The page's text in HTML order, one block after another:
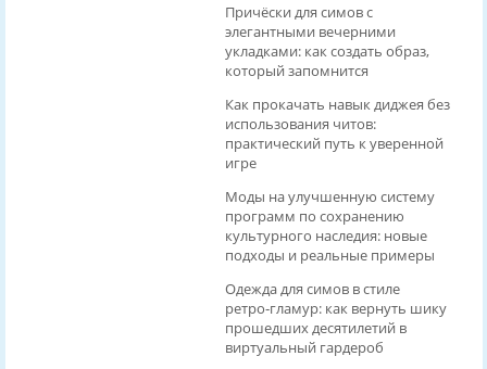
Причёски для симов с
элегантными вечерними
укладками: как создать образ,
который запомнится
Как прокачать навык диджея без
использования читов:
практический путь к уверенной
игре
Моды на улучшенную систему
программ по сохранению
культурного наследия: новые
подходы и реальные примеры
Одежда для симов в стиле
ретро‑гламур: как вернуть шику
прошедших десятилетий в
виртуальный гардероб